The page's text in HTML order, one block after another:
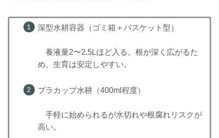
深型水耕容器（ゴミ箱＋バスケット型）
養液量2〜2.5Lほど入る。根が深く広がるた
め、生育は安定しやすい。
プラカップ水耕（400ml程度）
手軽に始められるが水切れや根腐れリスクが
高い。